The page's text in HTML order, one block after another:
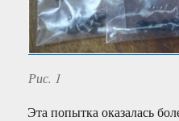
Рис. 1
Эта попытка оказалась